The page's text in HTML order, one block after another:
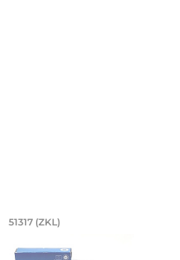
28,575 мм, роликовый
Подшипник
51317 (ZKL)